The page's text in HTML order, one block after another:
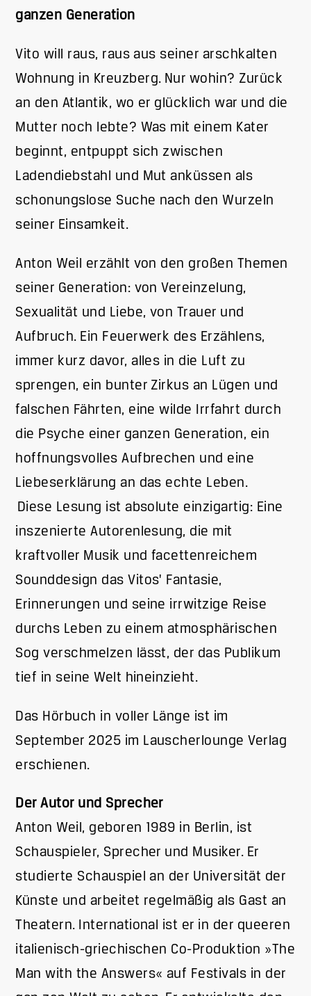
ganzen Generation
Vito will raus, raus aus seiner arschkalten
Wohnung in Kreuzberg. Nur wohin? Zurück
an den Atlantik, wo er glücklich war und die
Mutter noch lebte? Was mit einem Kater
beginnt, entpuppt sich zwischen
Ladendiebstahl und Mut anküssen als
schonungslose Suche nach den Wurzeln
seiner Einsamkeit.
Anton Weil erzählt von den großen Themen
seiner Generation: von Vereinzelung,
Sexualität und Liebe, von Trauer und
Aufbruch. Ein Feuerwerk des Erzählens,
immer kurz davor, alles in die Luft zu
sprengen, ein bunter Zirkus an Lügen und
falschen Fährten, eine wilde Irrfahrt durch
die Psyche einer ganzen Generation, ein
hoffnungsvolles Aufbrechen und eine
Liebeserklärung an das echte Leben.
Diese Lesung ist absolute einzigartig: Eine
inszenierte Autorenlesung, die mit
kraftvoller Musik und facettenreichem
Sounddesign das Vitos' Fantasie,
Erinnerungen und seine irrwitzige Reise
durchs Leben zu einem atmosphärischen
Sog verschmelzen lässt, der das Publikum
tief in seine Welt hineinzieht.
Das Hörbuch in voller Länge ist im
September 2025 im Lauscherlounge Verlag
erschienen.
Der Autor und Sprecher
Anton Weil, geboren 1989 in Berlin, ist
Schauspieler, Sprecher und Musiker. Er
studierte Schauspiel an der Universität der
Künste und arbeitet regelmäßig als Gast an
Theatern. International ist er in der queeren
italienisch-griechischen Co-Produktion »The
Man with the Answers« auf Festivals in der